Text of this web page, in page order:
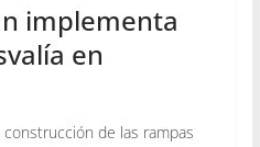
implementa
en
de las rampas